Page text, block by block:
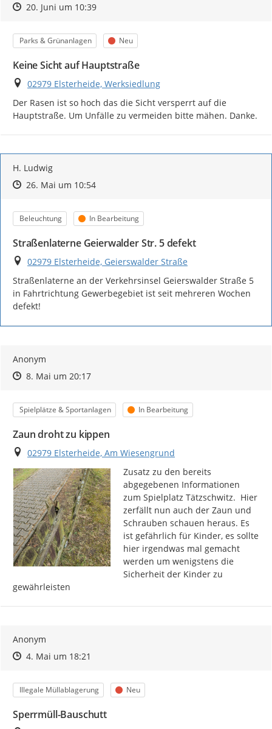
Zeitpunkt des Erstellens
Zeitpunkt des Erstellens
20. Juni um 10:39Zur Äußerung
Kategorie
Parks & Grünanlagen Status
Neu
Keine Sicht auf Hauptstraße
Ort
02979 Elsterheide, Werksiedlung
Der Rasen ist so hoch das die Sicht versperrt auf die
Hauptstraße. Um Unfälle zu vermeiden bitte mähen. Danke.
H. Ludwig
Zeitpunkt des Erstellens
Zeitpunkt des Erstellens
26. Mai um 10:54Zur Äußerung
Kategorie
Beleuchtung Status
In Bearbeitung
Straßenlaterne Geierwalder Str. 5 defekt
Ort
02979 Elsterheide, Geierswalder Straße
Straßenlaterne an der Verkehrsinsel Geierswalder Straße 5
in Fahrtrichtung Gewerbegebiet ist seit mehreren Wochen
defekt!
Anonym
Zeitpunkt des Erstellens
Zeitpunkt des Erstellens
8. Mai um 20:17Zur Äußerung
Kategorie
Spielplätze & Sportanlagen Status
In Bearbeitung
Zaun droht zu kippen
Ort
02979 Elsterheide, Am Wiesengrund
Zusatz zu den bereits
abgegebenen Informationen
zum Spielplatz Tätzschwitz.  Hier
zerfällt nun auch der Zaun und
Schrauben schauen heraus. Es
ist gefährlich für Kinder, es sollte
hier irgendwas mal gemacht
werden um wenigstens die
Sicherheit der Kinder zu
gewährleisten
Anonym
Zeitpunkt des Erstellens
Zeitpunkt des Erstellens
4. Mai um 18:21
Kategorie
Illegale Müllablagerung Status
Neu
Sperrmüll-Bauschutt